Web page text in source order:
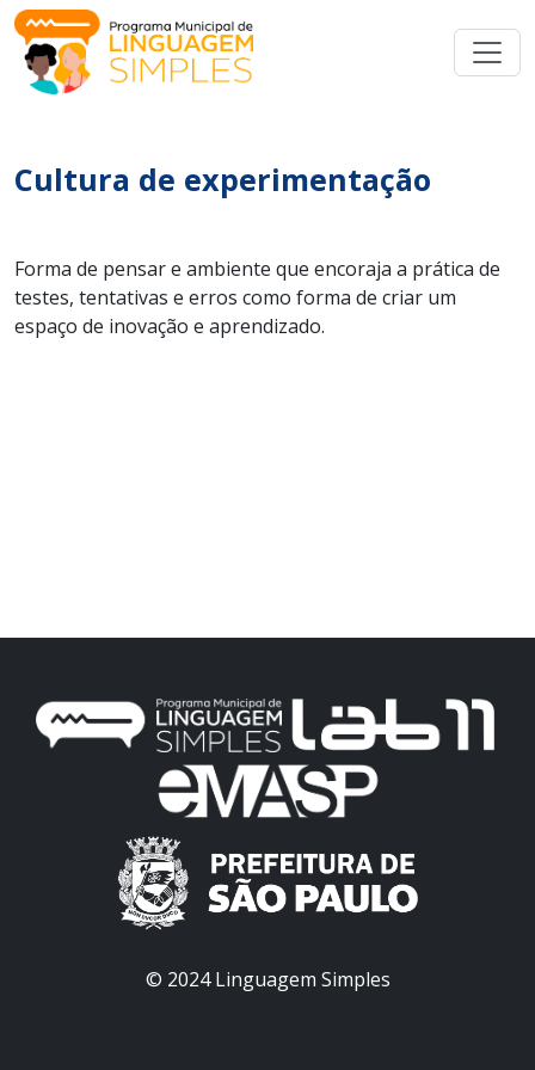
Cultura de experimentação
Forma de pensar e ambiente que encoraja a prática de
testes, tentativas e erros como forma de criar um
espaço de inovação e aprendizado.
© 2024 Linguagem Simples